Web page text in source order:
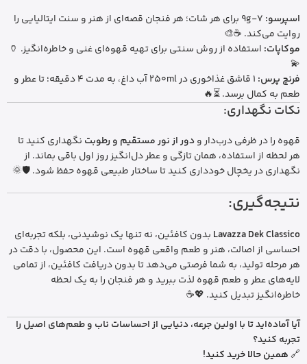
اسپرسو:
7-9g برای هر شات؛ هر فنجان قصه‌ای از هنر و سنت ایتالیایی را
روایت می‌کند. ☕🎨
موکاپات: استفاده از روش سنتی برای تهیه قهوه‌ای غنی و خاطره‌انگیز. 🏺
💫
فرنچ پرس:
1 قاشق غذاخوری در 250ml آب داغ، به مدت 4 دقیقه؛ تا عطر و
طعم به کمال برسد. ⏳🔥
نکات نگهداری:
قهوه را در ظرفی درب‌دار ودور از نور مستقیم و رطوبت نگهداری کنید تا
هر لحظه از استفاده، همان تازگی و عطر دل‌انگیز روز اول باقی بماند. از
نگهداری در یخچال خودداری کنید تا ساختار طبیعی قهوه حفظ شود. 🛡️🌞
نتیجه‌گیری:
Lavazza Dek Classico بدون کافئین، نه تنها یک نوشیدنی، بلکه تجربه‌ای
احساسی از اصالت، هنر و طعم واقعی قهوه است. این محصول، با دقت در
هر مرحله تولید، به شما فرصتی می‌دهد تا بدون دریافت کافئین، از تمامی
لایه‌های عطر و طعم قهوه لذت ببرید و هر فنجان را به یک لحظه
خاطره‌انگیز تبدیل کنید. 💖☕
آیا آماده‌اید تا با اولین جرعه، دنیایی از احساسات ناب و طعم‌های اصیل را
تجربه کنید؟
🔗همین حالا خرید کنید!